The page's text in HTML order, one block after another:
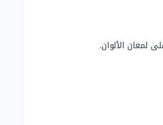
لمعان الألوان.